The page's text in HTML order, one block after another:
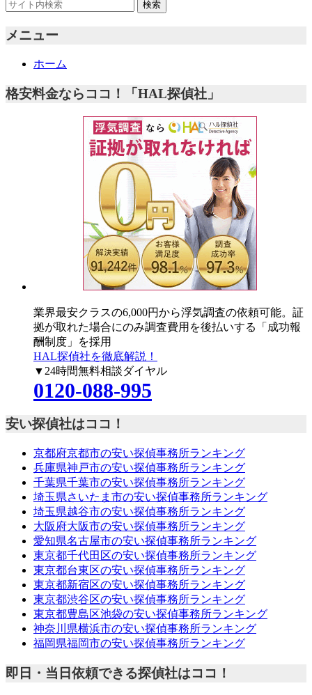
メニュー
ホーム
格安料金ならココ！「HAL探偵社」
業界最安クラスの6,000円から浮気調査の依頼可能。証
拠が取れた場合にのみ調査費用を後払いする「成功報
酬制度」を採用
HAL探偵社を徹底解説！
▼24時間無料相談ダイヤル
0120-088-995
安い探偵社はココ！
京都府京都市の安い探偵事務所ランキング
兵庫県神戸市の安い探偵事務所ランキング
千葉県千葉市の安い探偵事務所ランキング
埼玉県さいたま市の安い探偵事務所ランキング
埼玉県越谷市の安い探偵事務所ランキング
大阪府大阪市の安い探偵事務所ランキング
愛知県名古屋市の安い探偵事務所ランキング
東京都千代田区の安い探偵事務所ランキング
東京都台東区の安い探偵事務所ランキング
東京都新宿区の安い探偵事務所ランキング
東京都渋谷区の安い探偵事務所ランキング
東京都豊島区池袋の安い探偵事務所ランキング
神奈川県横浜市の安い探偵事務所ランキング
福岡県福岡市の安い探偵事務所ランキング
即日・当日依頼できる探偵社はココ！